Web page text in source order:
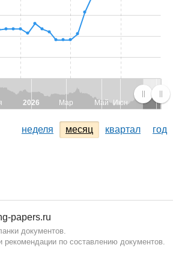
2026 Мар Май Июн
неделя месяц квартал год
papers.ru
документов.
рекомендации по составлению документов.